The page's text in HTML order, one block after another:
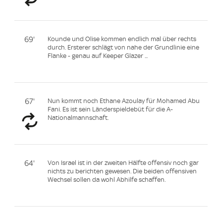
69'
Kounde und Olise kommen endlich mal über rechts
durch. Ersterer schlägt von nahe der Grundlinie eine
Flanke - genau auf Keeper Glazer ...
67'
Nun kommt noch Ethane Azoulay für Mohamed Abu
Fani. Es ist sein Länderspieldebüt für die A-
Nationalmannschaft.
64'
Von Israel ist in der zweiten Hälfte offensiv noch gar
nichts zu berichten gewesen. Die beiden offensiven
Wechsel sollen da wohl Abhilfe schaffen.